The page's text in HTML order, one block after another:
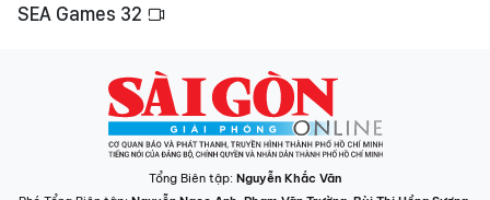
SEA Games 32
Tổng Biên tập: Nguyễn Khắc Văn